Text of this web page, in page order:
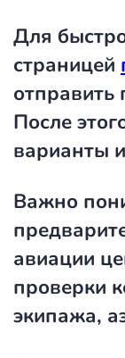
Для
страницей
После
варианты
Важно
авиации
проверки
экипажа,